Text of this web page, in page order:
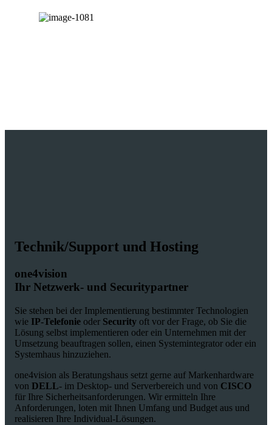
Technik/Support und Hosting
one4vision
Ihr Netzwerk- und Securitypartner
Sie stehen bei der Implementierung bestimmter Technologien
wie IP-Telefonie oder Security oft vor der Frage, ob Sie die
Lösung selbst implementieren oder ein Unternehmen mit der
Umsetzung beauftragen sollen, einen Systemintegrator oder ein
Systemhaus hinzuziehen.
one4vision als Beratungshaus setzt gerne auf Markenhardware
von DELL- im Desktop- und Serverbereich und von CISCO
für Ihre Sicherheitsanforderungen. Wir ermitteln Ihre
Anforderungen, loten mit Ihnen Umfang und Budget aus und
realisieren Ihre Individual-Lösungen.